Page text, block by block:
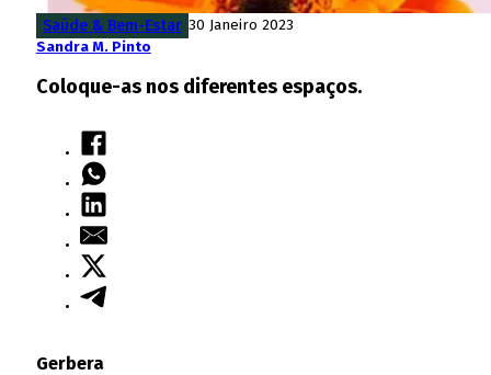
Saúde & Bem-Estar 30 Janeiro 2023
Sandra M. Pinto
Coloque-as nos diferentes espaços.
Gerbera